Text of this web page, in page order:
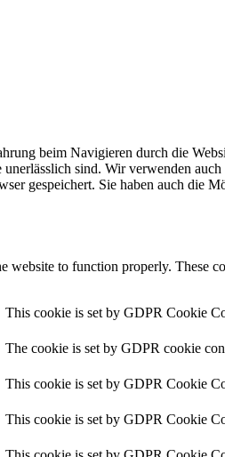
beim Navigieren durch die
sind. Wir verwenden
gespeichert. Sie haben auch die
website to function properly. These
This cookie is set by GDPR Cookie
The cookie is set by GDPR cookie
This cookie is set by GDPR Cookie
This cookie is set by GDPR Cookie